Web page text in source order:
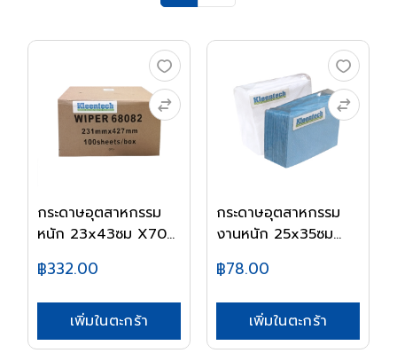
กระดาษอุตสาหกรรม
หนัก 23x43ซม X70
฿332.00
เพิ่มในตะกร้า
กระดาษอุตสาหกรรม
งานหนัก 25x35ซม
฿78.00
เพิ่มในตะกร้า